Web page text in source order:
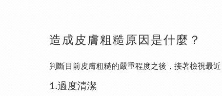
造成皮膚粗糙原因是什麼？
判斷目前皮膚粗糙的嚴重程度之後，接著檢視最
1.過度清潔